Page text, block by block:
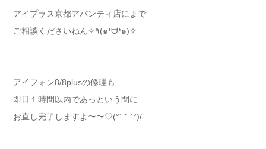
アイプラス京都アバンティ店にまで
ご相談くださいねん✧٩(๑❛ᗨ❛๑)✧
アイフォン8/8plusの修理も
即日１時間以内であっという間に
お直し完了しますよ〜〜♡(°´ ˘ `°)/